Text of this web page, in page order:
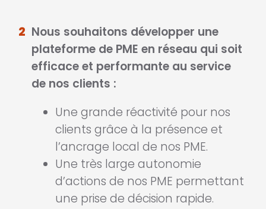
2 Nous souhaitons développer une
plateforme de PME en réseau qui soit
efficace et performante au service
de nos clients :
Une grande réactivité pour nos
clients grâce à la présence et
l’ancrage local de nos PME.
Une très large autonomie
d’actions de nos PME permettant
une prise de décision rapide.